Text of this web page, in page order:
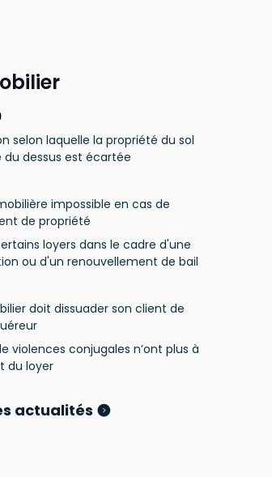
selon laquelle la propriété du sol
dessus est écartée
impossible en cas de
de propriété
loyers dans le cadre d'une
ou d'un renouvellement de bail
doit dissuader son client de
violences conjugales n’ont plus à
du loyer
actualités